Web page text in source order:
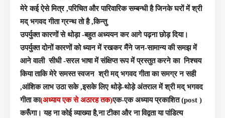
मेरे कई ऐसे मित्र ,परिचित और पारिवारिक सम्बन्धी है जिनके घरों मेंश्री
मद् भगवद गीता ग्रन्थ तो है ,किन्तु
उपर्युक्त कारणों से थोड़ा -बहुत अध्ययन कर आगे पढ़ना छोड़ दिया।
उपर्युक्त दोनों कारणों को ध्यान में रखकर मैंने जन-सामान्य की समझ में
आने वाली सीधी -सरल भाषा में संक्षिप्त रूप में प्रस्तुत करने का निश्चय
किया ताकि मेरे समस्त स्वजन श्री मद् भगवद गीता का समग्र न सही
,आंशिक लाभ उठा सके ,इसके लिए थोड़े-थोड़े अंतराल मेंश्री मद् भगवद
गीता का(अध्याय एक से अठारह तक)एक-एक अध्याय प्रकाशित (post )
करूँगा। यह ना कोई व्याख्या है,ना टीका और ना विद्वता या पांडित्य